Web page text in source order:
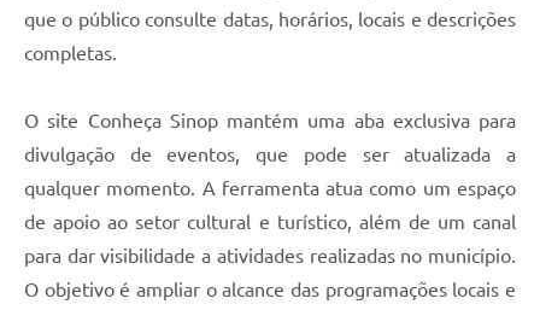
que o público consulte datas, horários, locais e descrições
completas.
O site Conheça Sinop mantém uma aba exclusiva para
divulgação de eventos, que pode ser atualizada a
qualquer momento. A ferramenta atua como um espaço
de apoio ao setor cultural e turístico, além de um canal
para dar visibilidade a atividades realizadas no município.
O objetivo é ampliar o alcance das programações locais e